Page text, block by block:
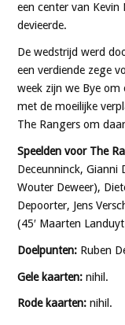
een center van Kevin
devieerde.
De wedstrijd werd
een verdiende zege
week zijn we Bye
met de moeilijke
The Rangers om
Speelden voor The
Deceunninck, Gianni
Wouter Deweer),
Depoorter, Jens
(45′ Maarten
Doelpunten: Ruben
Gele kaarten: nihil.
Rode kaarten: nihil.